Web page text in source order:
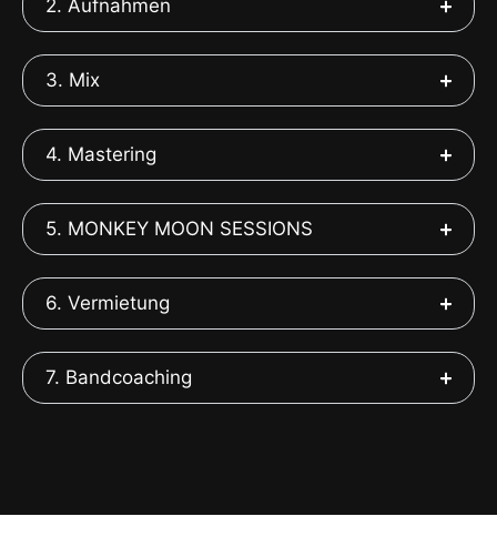
2. Aufnahmen
3. Mix
4. Mastering
5. MONKEY MOON SESSIONS
6. Vermietung
7. Bandcoaching